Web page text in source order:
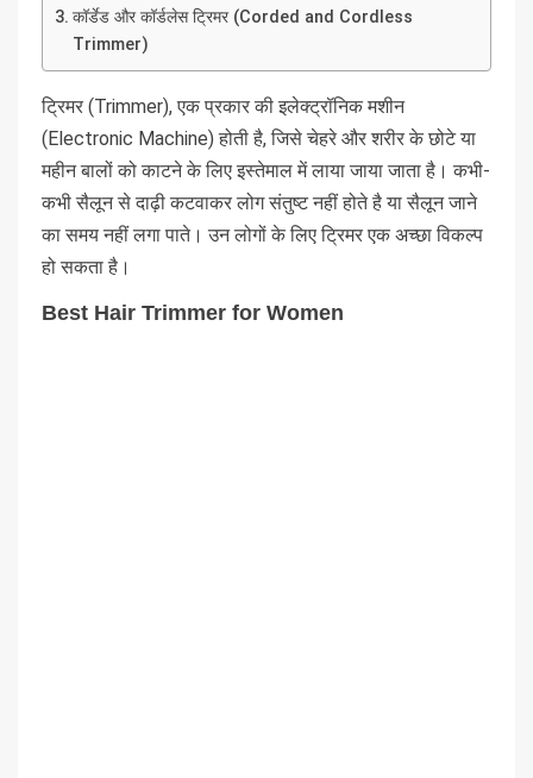
कॉर्डेड और कॉर्डलेस ट्रिमर (Corded and Cordless
Trimmer)
ट्रिमर (Trimmer), एक प्रकार की इलेक्ट्रॉनिक मशीन
(Electronic Machine) होती है, जिसे चेहरे और शरीर के छोटे या
महीन बालों को काटने के लिए इस्तेमाल में लाया जाया जाता है। कभी-
कभी सैलून से दाढ़ी कटवाकर लोग संतुष्ट नहीं होते है या सैलून जाने
का समय नहीं लगा पाते। उन लोगों के लिए ट्रिमर एक अच्छा विकल्प
हो सकता है।
Best Hair Trimmer for Women